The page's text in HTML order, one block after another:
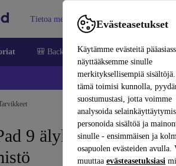
Evästeasetukset
Käytämme evästeitä
näyttääksemme sinulle
merkityksellisempiä
tämä toimisi kunnolla,
suostumustasi, jotta voimme
analysoida
personoida sisältöä ja
sinulle - ensimmäisen ja
osapuolen evästeiden avulla.
muuttaa evästeasetuksiasi
Tietoa meistä Myy Apua
🎒 Back to school Matkapuhelimet ja
📱
9 älykäs Bluetooth-